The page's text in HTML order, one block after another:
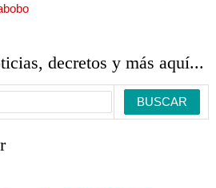
decretos y más aquí...